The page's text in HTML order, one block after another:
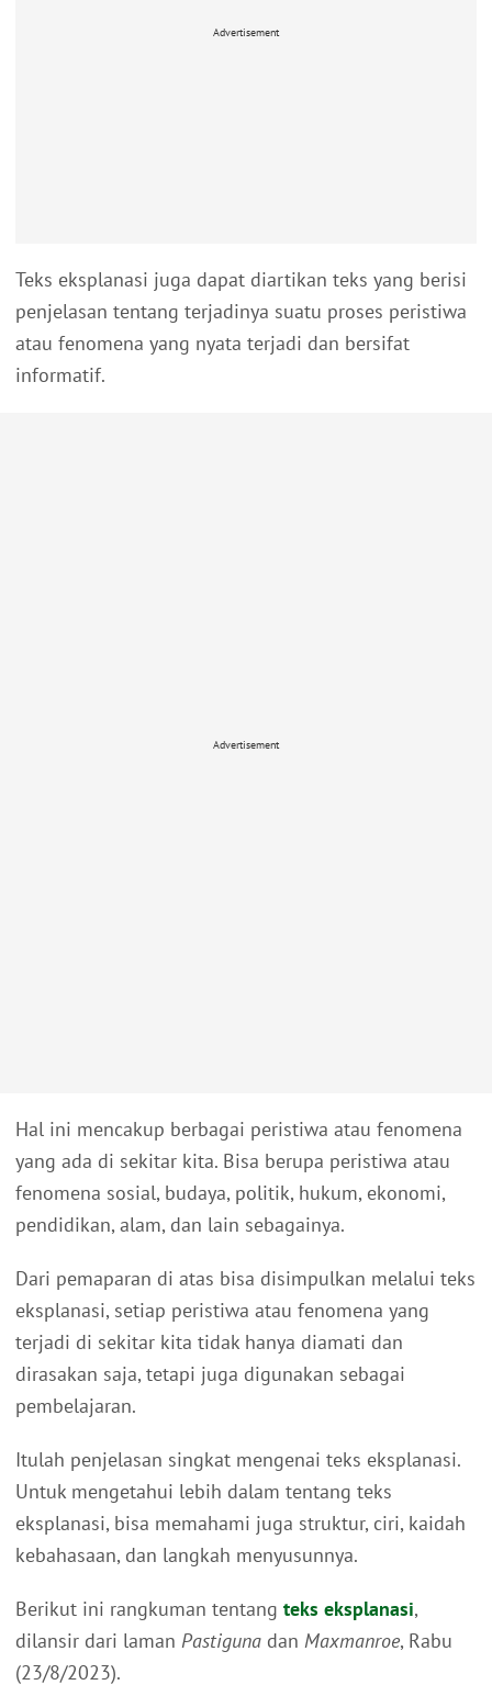
Advertisement
Teks eksplanasi juga dapat diartikan teks yang berisi
penjelasan tentang terjadinya suatu proses peristiwa
atau fenomena yang nyata terjadi dan bersifat
informatif.
Advertisement
Hal ini mencakup berbagai peristiwa atau fenomena
yang ada di sekitar kita. Bisa berupa peristiwa atau
fenomena sosial, budaya, politik, hukum, ekonomi,
pendidikan, alam, dan lain sebagainya.
Dari pemaparan di atas bisa disimpulkan melalui teks
eksplanasi, setiap peristiwa atau fenomena yang
terjadi di sekitar kita tidak hanya diamati dan
dirasakan saja, tetapi juga digunakan sebagai
pembelajaran.
Itulah penjelasan singkat mengenai teks eksplanasi.
Untuk mengetahui lebih dalam tentang teks
eksplanasi, bisa memahami juga struktur, ciri, kaidah
kebahasaan, dan langkah menyusunnya.
Berikut ini rangkuman tentang teks eksplanasi,
dilansir dari laman Pastiguna dan Maxmanroe, Rabu
(23/8/2023).